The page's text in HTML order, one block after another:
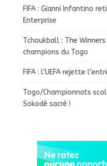
FIFA : Gianni Infantino
Enterprise
Tchoukball : The
champions du Togo
FIFA : l’UEFA rejette
Togo/Championnats
Sokodé sacré !